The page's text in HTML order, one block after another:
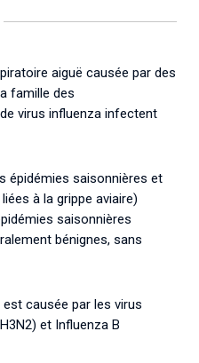
aiguë causée par des
famille des
virus influenza infectent
épidémies saisonnières et
à la grippe aviaire)
saisonnières
bénignes, sans
causée par les virus
et Influenza B